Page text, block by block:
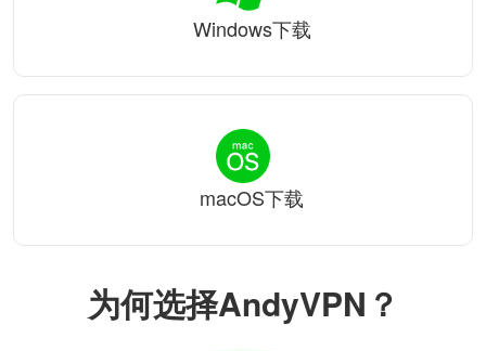
为何选择AndyVPN？
Windows下载
macOS下载